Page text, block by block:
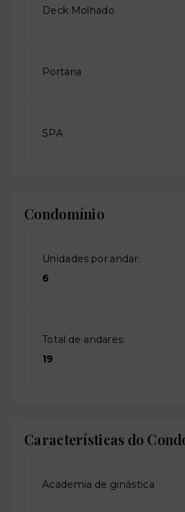
Deck Molhado
Portaria
SPA
Condomínio
Unidades por andar:
6
Total de andares:
19
Características do
Academia de ginástica